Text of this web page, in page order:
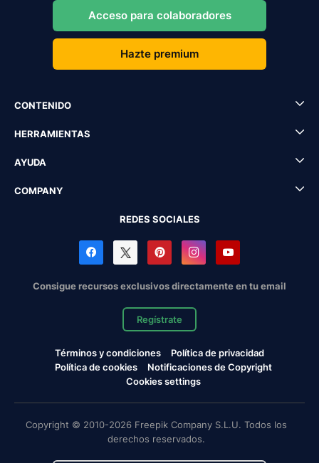
Acceso para colaboradores
Hazte premium
CONTENIDO
HERRAMIENTAS
AYUDA
COMPANY
REDES SOCIALES
Consigue recursos exclusivos directamente en tu email
Regístrate
Términos y condiciones
Política de privacidad
Política de cookies
Notificaciones de Copyright
Cookies settings
Copyright © 2010-2026 Freepik Company S.L.U. Todos los
derechos reservados.